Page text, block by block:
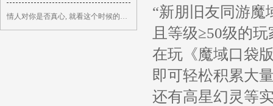
情人对你是否真心, 就看这个时候的反应, 别怀疑
“新朋旧友同游魔
且等级≥50级的
在玩《魔域口袋
即可轻松积累大
还有高星幻灵等